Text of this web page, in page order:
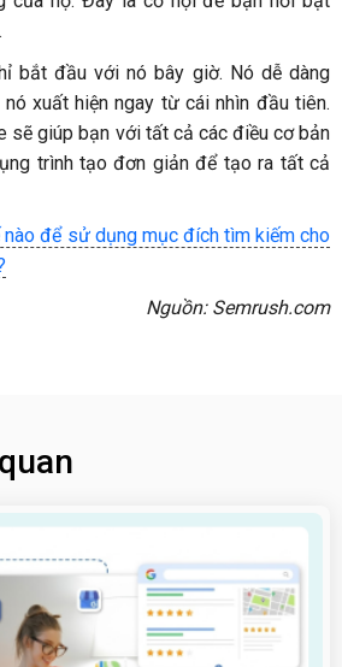
bắt đầu với nó bây giờ. Nó dễ dàng
xuất hiện ngay từ cái nhìn đầu tiên.
sẽ giúp bạn với tất cả các điều cơ bản
trình tạo đơn giản để tạo ra tất cả
nào để sử dụng mục đích tìm kiếm cho
Nguồn: Semrush.com